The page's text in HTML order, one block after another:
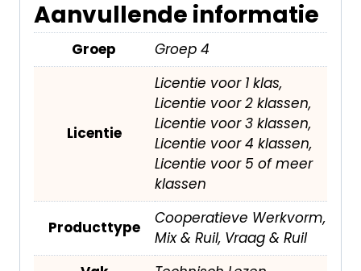
Aanvullende informatie
Groep Groep 4
Licentie
Licentie voor 1 klas,
Licentie voor 2 klassen,
Licentie voor 3 klassen,
Licentie voor 4 klassen,
Licentie voor 5 of meer
klassen
Producttype
Cooperatieve Werkvorm,
Mix & Ruil, Vraag & Ruil